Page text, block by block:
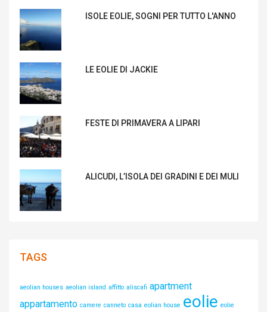
ISOLE EOLIE, SOGNI PER TUTTO L'ANNO
LE EOLIE DI JACKIE
FESTE DI PRIMAVERA A LIPARI
ALICUDI, L’ISOLA DEI GRADINI E DEI MULI
TAGS
aeolian houses aeolian island affitto aliscafi apartment
appartamento camere canneto casa eolian house eolie eolie